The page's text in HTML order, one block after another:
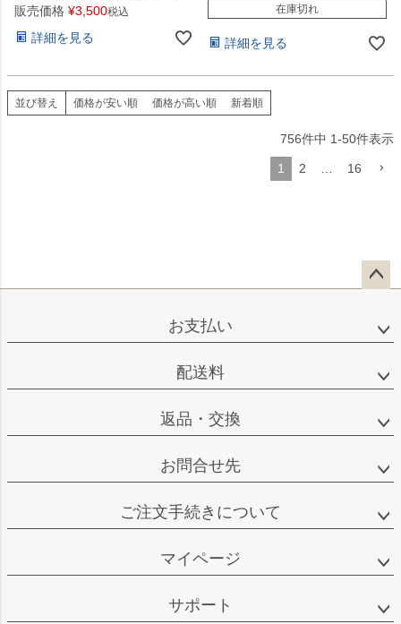
販売価格 ¥3,500税込
詳細を見る
在庫切れ
詳細を見る
並び替え 価格が安い順 価格が高い順 新着順
756件中 1-50件表示
1 2 16
ップ
お支払い
配送料
返品・交換
お問合せ先
ご注文手続きについて
マイページ
サポート